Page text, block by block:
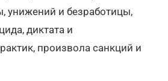
унижений и безработицы,
диктата и
произвола санкций и